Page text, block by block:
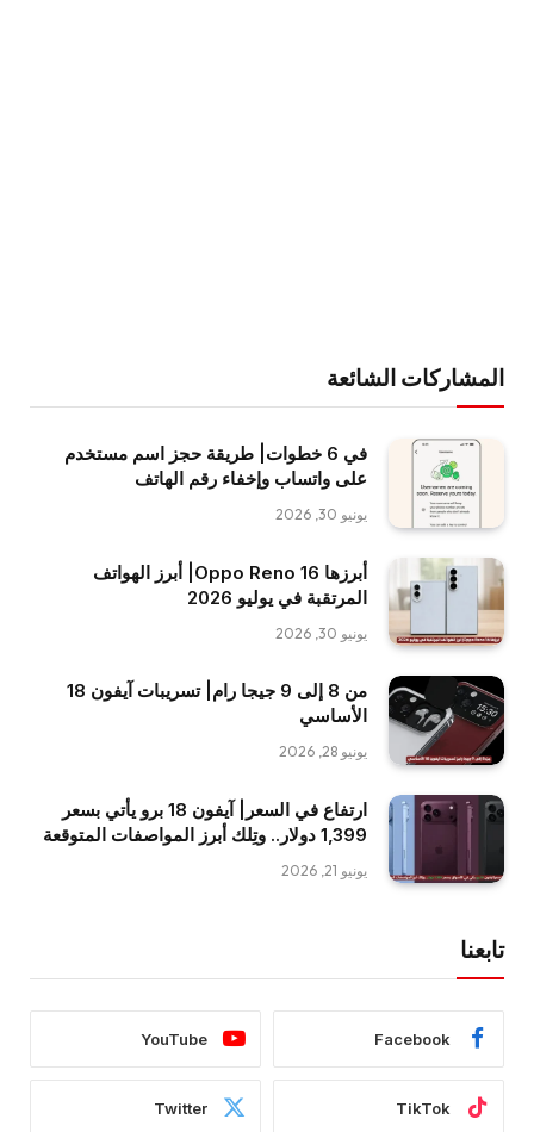
المشاركات الشائعة
في 6 خطوات| طريقة حجز اسم مستخدم
على واتساب وإخفاء رقم الهاتف
يونيو 30, 2026
أبرزها Oppo Reno 16| أبرز الهواتف
المرتقبة في يوليو 2026
يونيو 30, 2026
من 8 إلى 9 جيجا رام| تسريبات آيفون 18
الأساسي
يونيو 28, 2026
ارتفاع في السعر| آيفون 18 برو يأتي بسعر
1,399 دولار.. وتِلك أبرز المواصفات المتوقعة
يونيو 21, 2026
تابعنا
Facebook
YouTube
TikTok
Twitter